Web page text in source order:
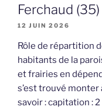
Ferchaud
12 JUIN 2026
Rôle de répartition
habitants de la
et frairies en
s’est trouvé monter
savoir : capitation :